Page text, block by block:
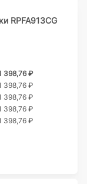
RPFA913CG
398,76 ₽
398,76 ₽
398,76 ₽
398,76 ₽
398,76 ₽